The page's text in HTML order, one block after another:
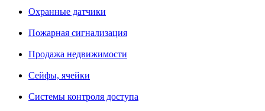
Охранные датчики
Пожарная сигнализация
Продажа недвижимости
Сейфы, ячейки
Системы контроля доступа